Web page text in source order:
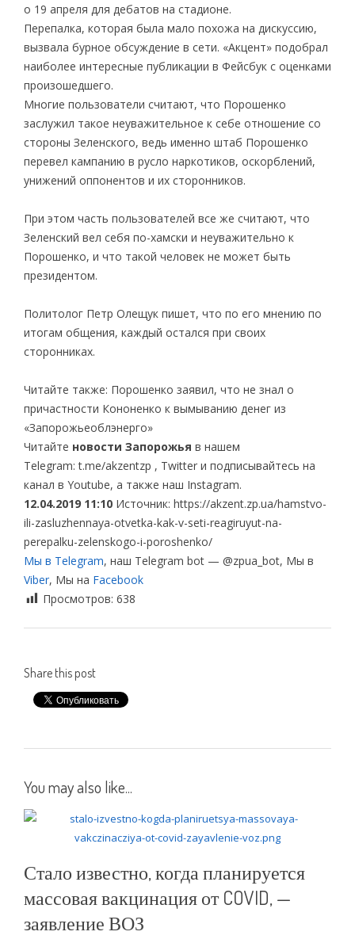
о 19 апреля для дебатов на стадионе.
Перепалка, которая была мало похожа на дискуссию,
вызвала бурное обсуждение в сети. «Акцент» подобрал
наиболее интересные публикации в Фейсбук с оценками
произошедшего.
Многие пользователи считают, что Порошенко
заслужил такое неуважительное к себе отношение со
стороны Зеленского, ведь именно штаб Порошенко
перевел кампанию в русло наркотиков, оскорблений,
унижений оппонентов и их сторонников.
При этом часть пользователей все же считают, что
Зеленский вел себя по-хамски и неуважительно к
Порошенко, и что такой человек не может быть
президентом.
Политолог Петр Олещук пишет, что по его мнению по
итогам общения, каждый остался при своих
сторонниках.
Читайте также: Порошенко заявил, что не знал о
причастности Кононенко к вымыванию денег из
«Запорожьеоблэнерго»
Читайте новости Запорожья в нашем
Telegram: t.me/akzentzp , Twitter и подписывайтесь на
канал в Youtube, а также наш Instagram.
12.04.2019 11:10Источник: https://akzent.zp.ua/hamstvo-
ili-zasluzhennaya-otvetka-kak-v-seti-reagiruyut-na-
perepalku-zelenskogo-i-poroshenko/
Мы в Telegram, наш Telegram bot — @zpua_bot, Мы в
Viber, Мы на Facebook
Просмотров: 638
Share this post
You may also like...
Стало известно, когда планируется
массовая вакцинация от COVID, —
заявление ВОЗ